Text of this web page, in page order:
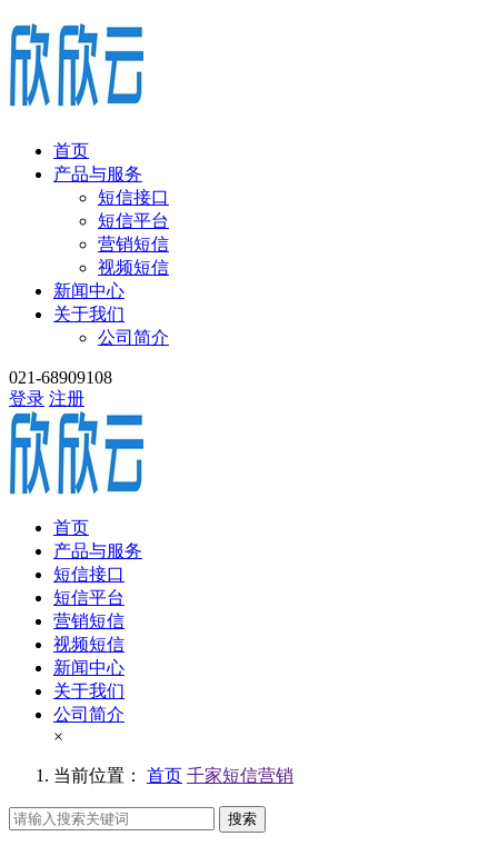
首页
产品与服务
短信接口
短信平台
营销短信
视频短信
新闻中心
关于我们
公司简介
021-68909108
登录 注册
首页
产品与服务
短信接口
短信平台
营销短信
视频短信
新闻中心
关于我们
公司简介
×
当前位置： 首页 千家短信营销
搜索